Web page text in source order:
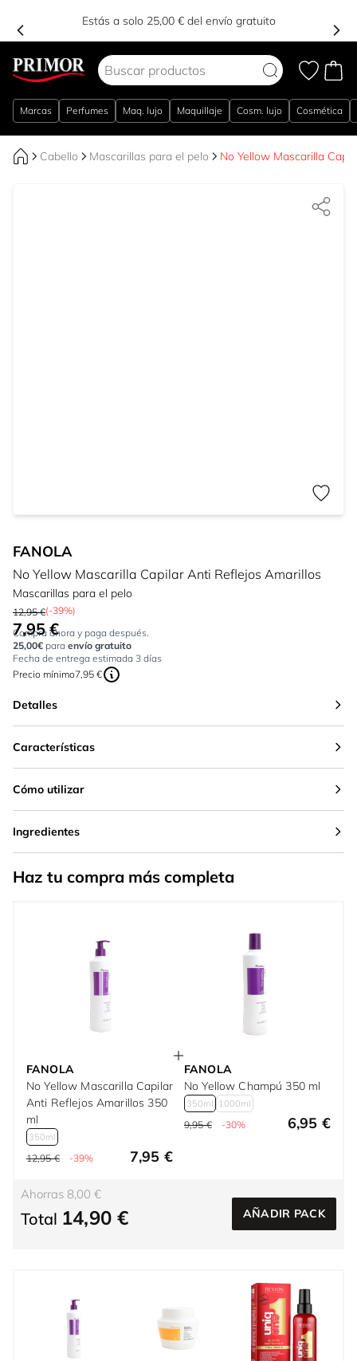
¡ENTRAR! Estás a solo 25,00 € del envío
Marcas Perfumes Maq. lujo Maquillaje Cosm. lujo Cosmética
Cabello Mascarillas para el pelo No Yellow Mascarilla
FANOLA
No Yellow Mascarilla Capilar Anti Reflejos Amarillos
Mascarillas para el pelo
12,95 €(-39%)
Tan bajo como:
7,95 €
Compra ahora y paga después.
25,00€ para envío gratuito
Fecha de entrega estimada 3 días
Precio mínimo7,95 €
Detalles
Características
Cómo utilizar
Ingredientes
Haz tu compra más completa
FANOLA
No Yellow Mascarilla Capilar
Anti Reflejos Amarillos 350
ml
350ml
12,95 € -39% 7,95 €
FANOLA
No Yellow Champú 350 ml
350ml 1000ml
9,95 € -30% 6,95 €
Ahorras 8,00 €
Total 14,90 € AÑADIR PACK